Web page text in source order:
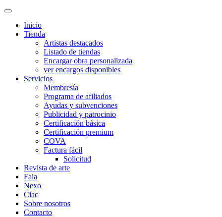
Inicio
Tienda
Artistas destacados
Listado de tiendas
Encargar obra personalizada
ver encargos disponibles
Servicios
Membresía
Programa de afiliados
Ayudas y subvenciones
Publicidad y patrocinio
Certificación básica
Certificación premium
COVA
Factura fácil
Solicitud
Revista de arte
Faia
Nexo
Ciac
Sobre nosotros
Contacto